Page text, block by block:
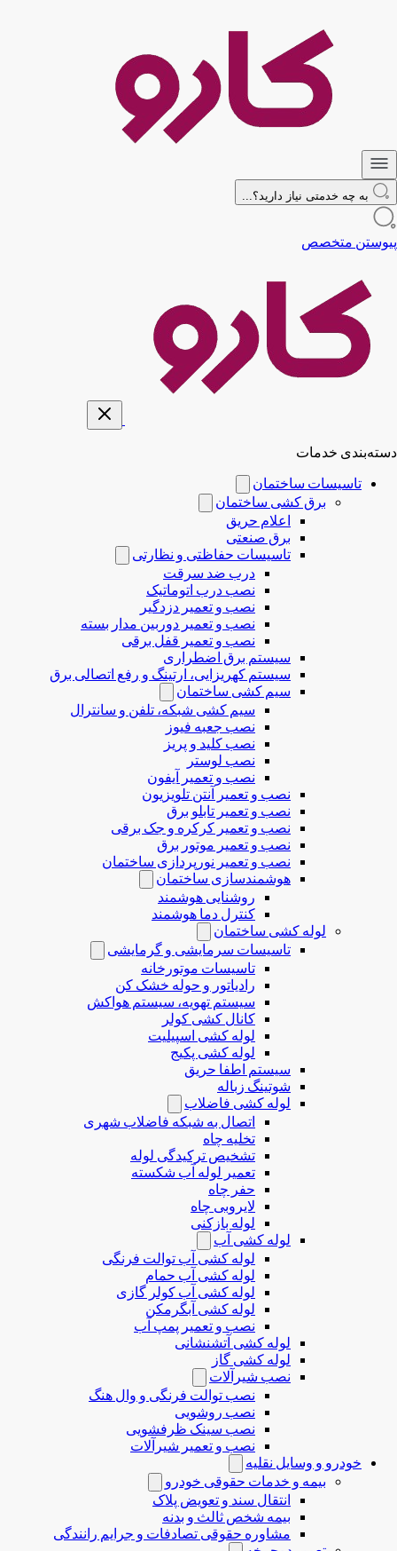
به چه خدمتی نیاز دارید؟...
پیوستن متخصص
دسته‌بندی خدمات
تاسیسات ساختمان
برق کشی ساختمان
اعلام حریق
برق صنعتی
تاسیسات حفاظتی و نظارتی
درب ضد سرقت
نصب درب‌ اتوماتیک
نصب و تعمیر دزدگیر
نصب و تعمیر دوربین مدار بسته
نصب و تعمیر قفل برقی
سیستم برق اضطراری
سیستم کهریزایی، ارتینگ و رفع اتصالی برق
سیم کشی ساختمان
سیم کشی شبکه، تلفن و سانترال
نصب جعبه فیوز
نصب کلید و پریز
نصب لوستر
نصب و تعمیر آیفون
نصب و تعمیر آنتن تلویزیون
نصب و تعمیر تابلو برق
نصب و تعمیر کرکره و جک برقی
نصب و تعمیر موتور برق
نصب و تعمیر نورپردازی ساختمان
هوشمندسازی ساختمان
روشنایی هوشمند
کنترل دما هوشمند
لوله کشی ساختمان
تاسیسات سرمایشی و گرمایشی
تاسیسات موتورخانه
رادیاتور و حوله خشک کن
سیستم تهویه، سیستم هواکش
کانال کشی کولر
لوله کشی اسپیلیت
لوله کشی پکیج
سیستم اطفا حریق
شوتینگ زباله
لوله كشی فاضلاب
اتصال به شبکه فاضلاب شهری
تخلیه چاه
تشخیص ترکیدگی لوله
تعمیر لوله آب شکسته
حفر چاه
لایروبی چاه
لوله بازکنی
لوله کشی آب
لوله کشی آب توالت فرنگی
لوله کشی آب حمام
لوله کشی آب کولر گازی
لوله کشی آبگرمکن
نصب و تعمیر پمپ آب
لوله کشی آتشنشانی
لوله کشی گاز
نصب شیرآلات
نصب توالت فرنگی و وال هنگ
نصب روشویی
نصب سینک ظرفشویی
نصب و تعمیر شیرآلات
خودرو و وسایل نقلیه
بیمه و خدمات حقوقی خودرو
انتقال سند و تعویض پلاک
بیمه شخص ثالث و بدنه
مشاوره حقوقی تصادفات و جرایم رانندگی